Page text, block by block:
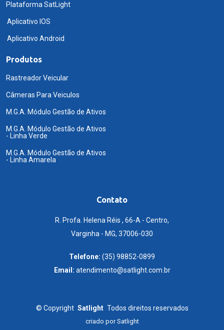
Plataforma SatLight
Aplicativo IOS
Aplicativo Android
Produtos
Rastreador Veicular
Câmeras Para Veiculos
M.G.A. Módulo Gestão de Ativos
M.G.A. Módulo Gestão de Ativos
- Linha Verde
M.G.A. Módulo Gestão de Ativos
- Linha Amarela
Contato
R. Profa. Helena Réis , 66-A - Centro,
Varginha - MG, 37006-030
Telefone: (35) 98852-0899
Email: atendimento@satlight.com.br
© Copyright Satlight Todos direitos reservados
criado porSatlight